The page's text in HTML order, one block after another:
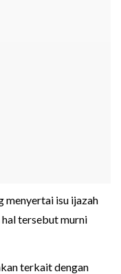
menyertai isu ijazah
tersebut murni
terkait dengan